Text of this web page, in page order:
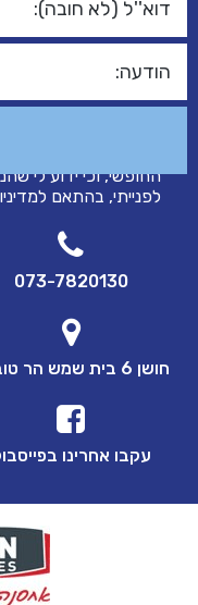
החופשי, וכי ידוע לי
לפנייתי, בהתאם ל
073-7820130
חושן 6 בית שמש הר טוב ב'
עקבו אחרינו